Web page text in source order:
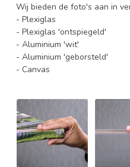
Wij bieden de foto's aan in
- Plexiglas
- Plexiglas 'ontspiegeld'
- Aluminium 'wit'
- Aluminium 'geborsteld'
- Canvas